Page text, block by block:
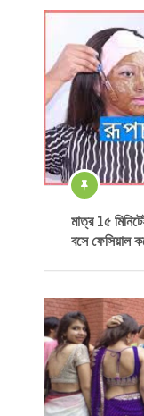
মাত্র 1৫
বসে ফেসিয়াল